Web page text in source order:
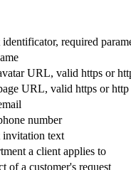
required
URL, valid https or
URL, valid https or http
number
invitation text
a client applies to
of a customer's request